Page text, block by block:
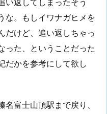
な。もしイワナガヒメを
だけど、追い返しちゃっ
った、ということだった
だかを参考にして欲し
富士山頂駅まで戻り、